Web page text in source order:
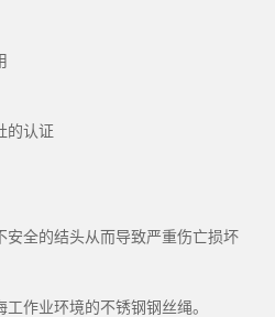
的认证
安全的结头从而导致严重伤亡损坏
作业环境的不锈钢钢丝绳。